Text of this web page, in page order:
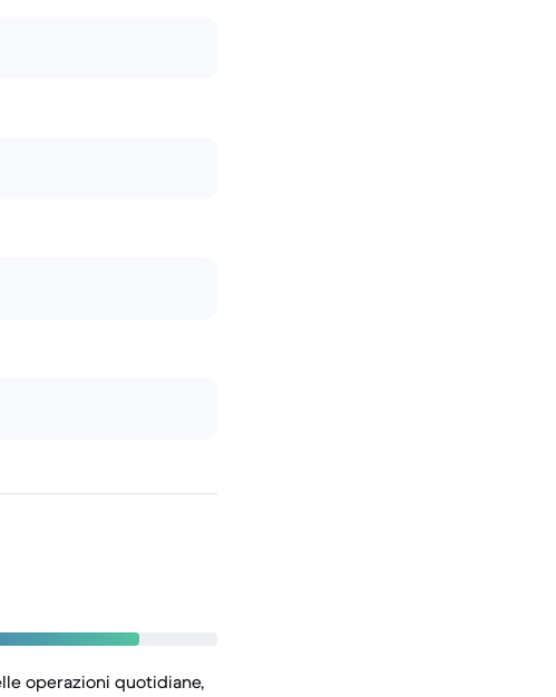
operazioni quotidiane,